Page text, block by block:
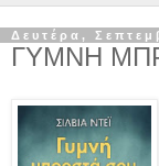
Δευτέρα,
ΓΥΜΝΗ